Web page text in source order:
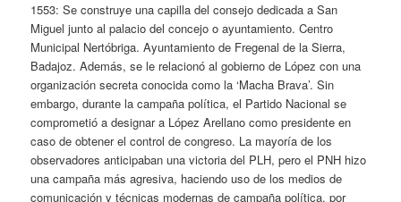
1553: Se construye una capilla del consejo dedicada a San
Miguel junto al palacio del concejo o ayuntamiento. Centro
Municipal Nertóbriga. Ayuntamiento de Fregenal de la Sierra,
Badajoz. Además, se le relacionó al gobierno de López con una
organización secreta conocida como la ‘Macha Brava’. Sin
embargo, durante la campaña política, el Partido Nacional se
comprometió a designar a López Arellano como presidente en
caso de obtener el control de congreso. La mayoría de los
observadores anticipaban una victoria del PLH, pero el PNH hizo
una campaña más agresiva, haciendo uso de los medios de
comunicación y técnicas modernas de campaña política, por